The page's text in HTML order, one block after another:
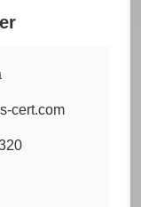
cert.com